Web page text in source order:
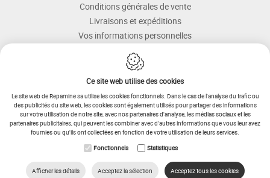
Conditions générales de vente
Livraisons et expéditions
Vos informations personnelles
Modes de paiement
Services Après-vente
Aide et assistance
IDcreation 2025
Plan du site
Cookie Policy
Privacy policy
Ce site web utilise des cookies
Le site web de Repamine sa utilise les cookies fonctionnels. Dans le cas de l'analyse du trafic ou
des publicités du site web, les cookies sont également utilisés pour partager des informations
sur votre utilisation de notre site, avec nos partenaires d'analyse, les médias sociaux et les
partenaires publicitaires, qui peuvent les combiner avec d'autres informations que vous leur avez
fournies ou qu'ils ont collectées en fonction de votre utilisation de leurs services.
Fonctionnels
Statistiques
Afficher les détails Acceptez la sélection Acceptez tous les cookies